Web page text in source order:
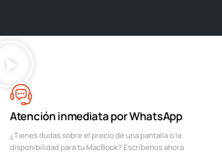
Atención inmediata por WhatsApp
¿Tienes dudas sobre el precio de una pantalla o la
disponibilidad para tu MacBook? Escríbenos ahora